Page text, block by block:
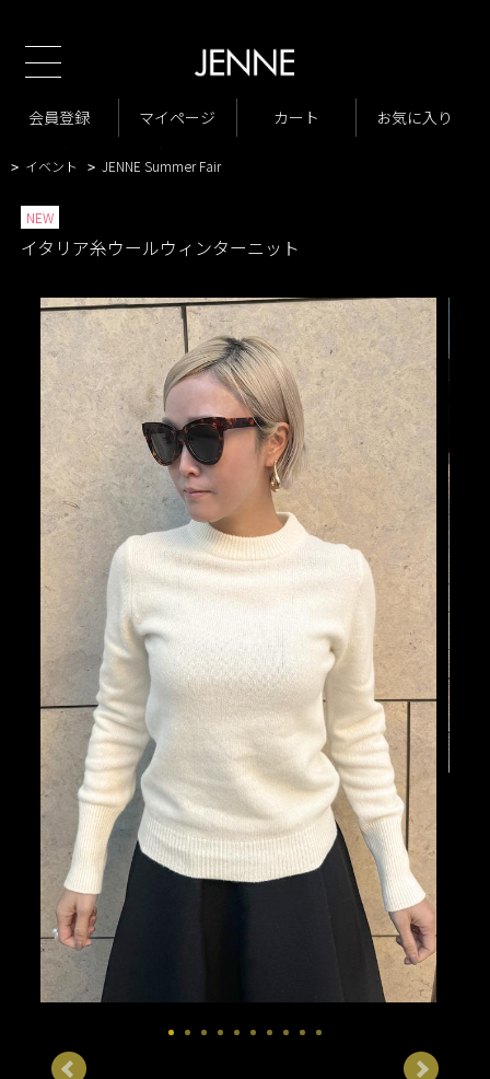
会員登録 マイページ カート お気に入り
TOP
商品一覧 > トップス > ニット・カーディガン
イタリア糸ウールウィンターニット
> イベント > JENNE Summer Fair
NEW
イタリア糸ウールウィンターニット